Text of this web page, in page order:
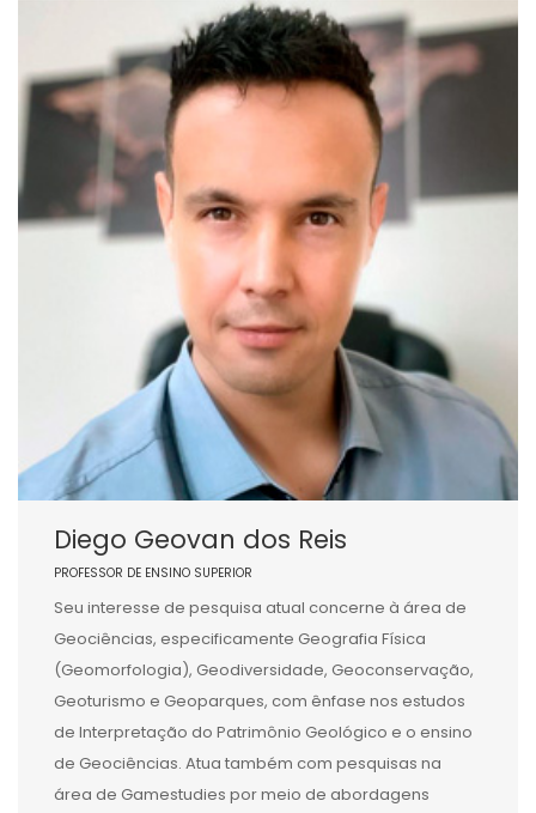
Diego Geovan dos Reis
PROFESSOR DE ENSINO SUPERIOR
Seu interesse de pesquisa atual concerne à área de
Geociências, especificamente Geografia Física
(Geomorfologia), Geodiversidade, Geoconservação,
Geoturismo e Geoparques, com ênfase nos estudos
de Interpretação do Patrimônio Geológico e o ensino
de Geociências. Atua também com pesquisas na
área de Gamestudies por meio de abordagens